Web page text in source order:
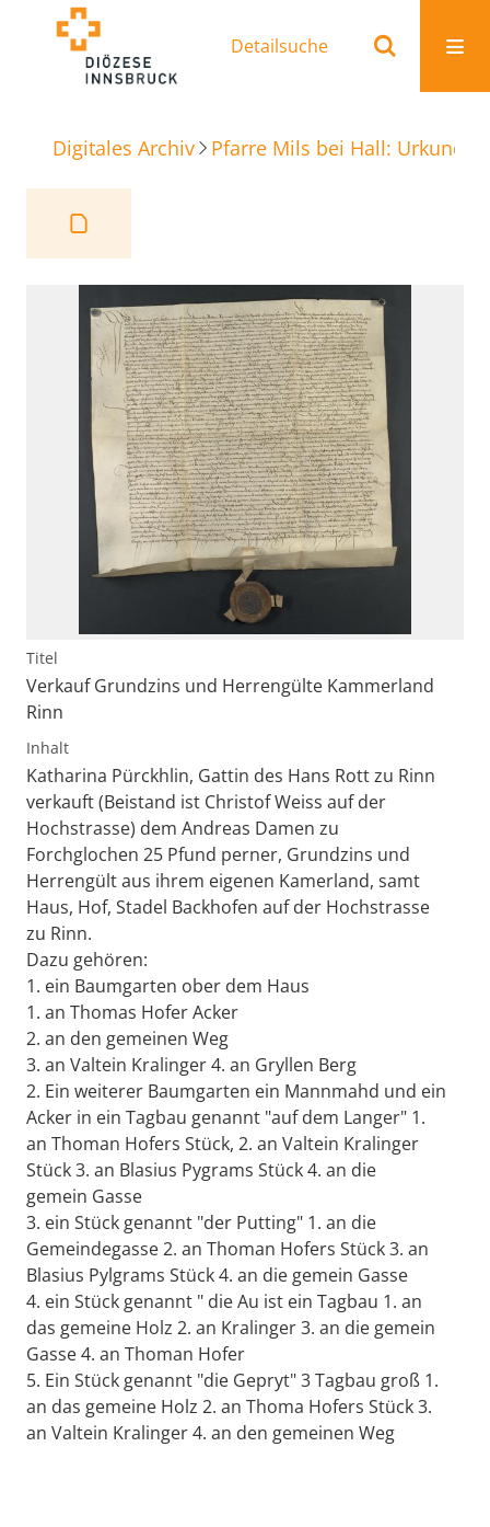
Detailsuche
Digitales Archiv Pfarre Mils bei Hall: Urkunden
Titel
Verkauf Grundzins und Herrengülte Kammerland
Rinn
Inhalt
Katharina Pürckhlin, Gattin des Hans Rott zu Rinn
verkauft (Beistand ist Christof Weiss auf der
Hochstrasse) dem Andreas Damen zu
Forchglochen 25 Pfund perner, Grundzins und
Herrengült aus ihrem eigenen Kamerland, samt
Haus, Hof, Stadel Backhofen auf der Hochstrasse
zu Rinn.
Dazu gehören:
1. ein Baumgarten ober dem Haus
1. an Thomas Hofer Acker
2. an den gemeinen Weg
3. an Valtein Kralinger 4. an Gryllen Berg
2. Ein weiterer Baumgarten ein Mannmahd und ein
Acker in ein Tagbau genannt "auf dem Langer" 1.
an Thoman Hofers Stück, 2. an Valtein Kralinger
Stück 3. an Blasius Pygrams Stück 4. an die
gemein Gasse
3. ein Stück genannt "der Putting" 1. an die
Gemeindegasse 2. an Thoman Hofers Stück 3. an
Blasius Pylgrams Stück 4. an die gemein Gasse
4. ein Stück genannt " die Au ist ein Tagbau 1. an
das gemeine Holz 2. an Kralinger 3. an die gemein
Gasse 4. an Thoman Hofer
5. Ein Stück genannt "die Gepryt" 3 Tagbau groß 1.
an das gemeine Holz 2. an Thoma Hofers Stück 3.
an Valtein Kralinger 4. an den gemeinen Weg